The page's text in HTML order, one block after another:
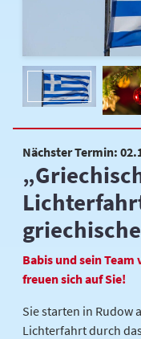
Nächster Termin:
Babis und sein
freuen sich auf Sie!
Sie starten in Rudow
Lichterfahrt durch